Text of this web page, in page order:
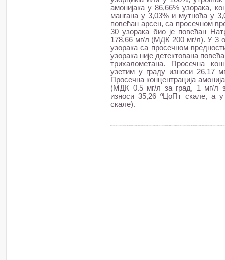
амонијака у 86,66% узорака,
мангана у 3,03% и мутноћа у
повећан арсен, са просечном
30 узорака био је повећан
178,66 мг/л (МДК 200 мг/л). У 3
узорака са просечном
узорака није детектована
трихалометана. Просечна
узетим у граду износи 26,17
Просечна концентрација
(МДК 0.5 мг/л за град, 1 мг/л
износи 35,26 ºЦоПт скале, а
скале).